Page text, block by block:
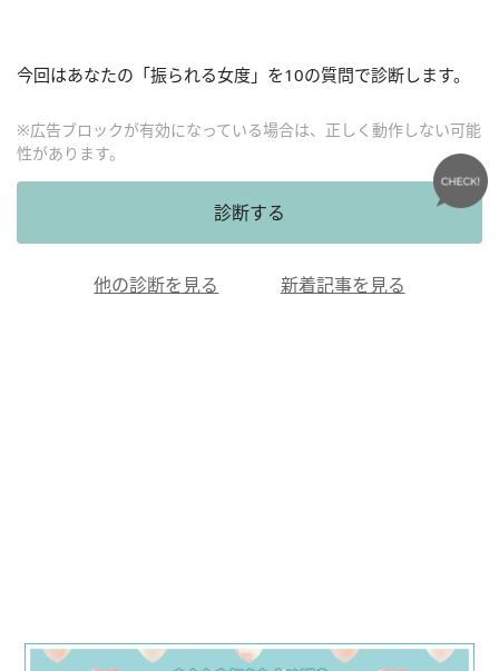
今回はあなたの「振られる女度」を10の質問で診断します。
※広告ブロックが有効になっている場合は、正しく動作しない可能
性があります。
診断する
他の診断を見る 新着記事を見る